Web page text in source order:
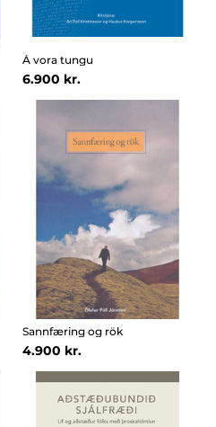
Á vora tungu
6.900 kr.
Sannfæring og rök
4.900 kr.